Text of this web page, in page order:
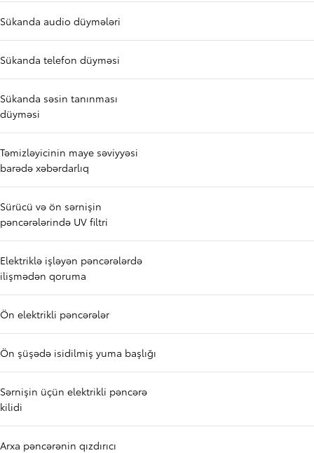
Sükanda audio düymələri
Sükanda telefon düyməsi
Sükanda səsin tanınması
düyməsi
Təmizləyicinin maye səviyyəsi
barədə xəbərdarlıq
Sürücü və ön sərnişin
pəncərələrində UV filtri
Elektriklə işləyən pəncərələrdə
ilişmədən qoruma
Ön elektrikli pəncərələr
Ön şüşədə isidilmiş yuma başlığı
Sərnişin üçün elektrikli pəncərə
kilidi
Arxa pəncərənin qızdırıcı